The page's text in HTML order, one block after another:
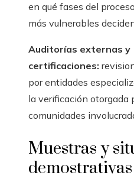
en qué fases del
más vulnerables
Auditorías externas y
certificaciones:
por entidades
la verificación otorgada
comunidades
Muestras y
demostrativas